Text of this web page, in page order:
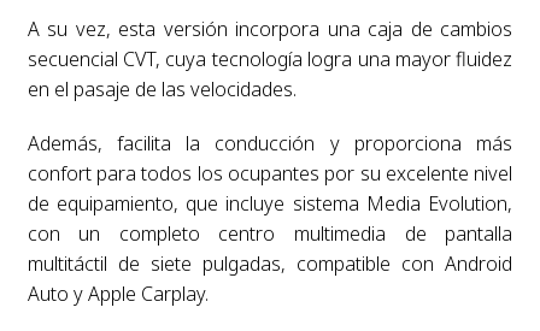
A su vez, esta versión incorpora una caja de cambios
secuencial CVT, cuya tecnología logra una mayor fluidez
en el pasaje de las velocidades.
Además, facilita la conducción y proporciona más
confort para todos los ocupantes por su excelente nivel
de equipamiento, que incluye sistema Media Evolution,
con un completo centro multimedia de pantalla
multitáctil de siete pulgadas, compatible con Android
Auto y Apple Carplay.